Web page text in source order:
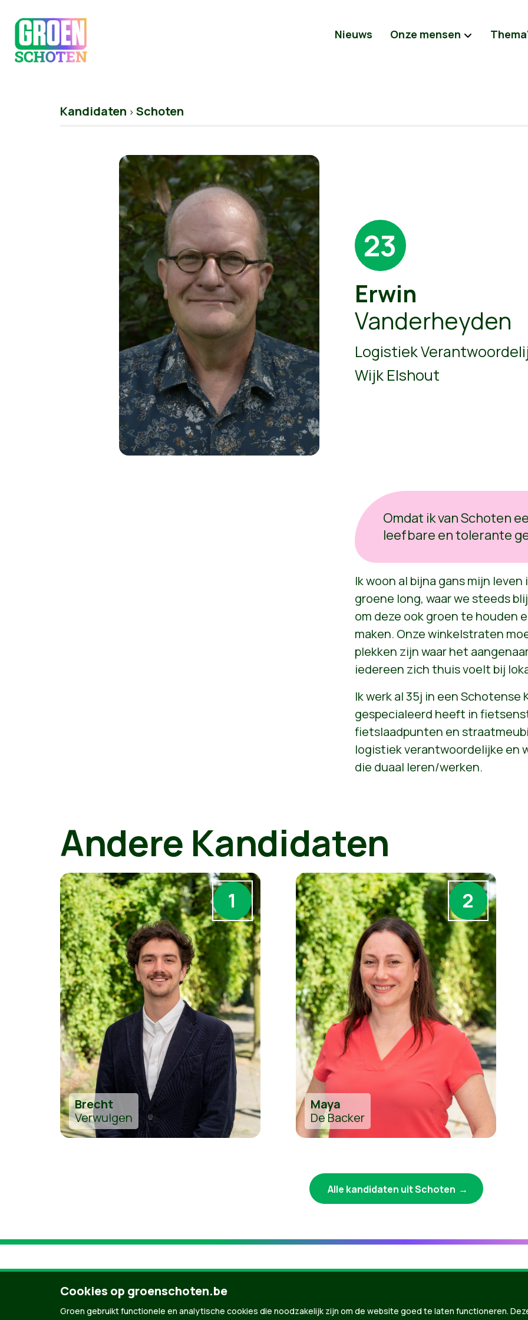
Nieuws Onze mensen
Kandidaten > Schoten
23
Erwin
Vanderheyden
Logistiek
Wijk Elshout
Omdat ik van Schoten
leefbare en tolerante
Ik woon al bijna gans mijn
groene long, waar we steeds
om deze ook groen te houden
maken. Onze winkelstraten
plekken zijn waar het
iedereen zich thuis voelt bij
Ik werk al 35j in een Schotense
gespecialeerd heeft in
fietslaadpunten en
logistiek verantwoordelijke en
die duaal leren/werken.
Andere Kandidaten
1
Brecht
Verwulgen
2
Maya
De Backer
Alle kandidaten uit Schoten
Cookies op groenschoten.be
Groen gebruikt functionele en analytische cookies die noodzakelijk zijn om de website goed te laten functioneren.